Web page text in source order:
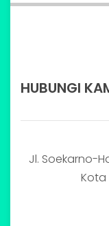
HUBUNGI
Jl. Soekarno-
Kota